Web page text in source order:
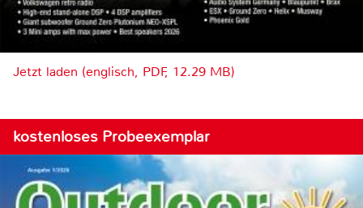
Jetzt laden (englisch, PDF, 12.29 MB)
kostenloses Probeexemplar